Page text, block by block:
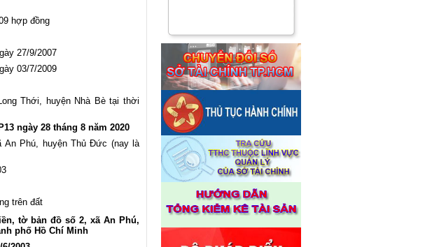
hợp đồng
27/9/2007
03/7/2009
Thới, huyện Nhà Bè tại thời
ngày 28 tháng 8 năm 2020
An Phú, huyện Thủ Đức (nay là
trên đất
tờ bản đồ số 2, xã An Phú,
phố Hồ Chí Minh